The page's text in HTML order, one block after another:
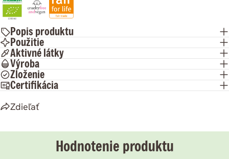
10
l
10
l
Popis produktu
Použitie
Aktivné látky
Výroba
Zloženie
Certifikácia
Zdieľať
Hodnotenie produktu